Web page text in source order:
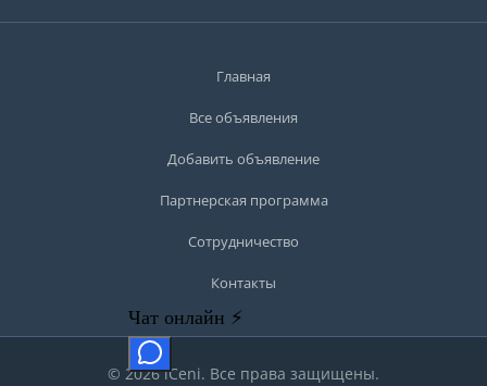
Главная
Все объявления
Добавить объявление
Партнерская программа
Сотрудничество
Контакты
© 2026 iCeni. Все права защищены.